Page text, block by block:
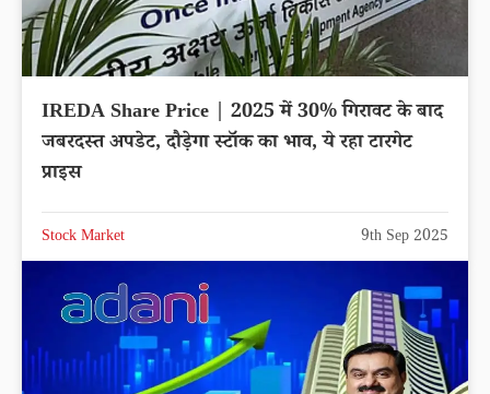
IREDA Share Price | 2025 में 30% गिरावट के बाद
जबरदस्त अपडेट, दौड़ेगा स्टॉक का भाव, ये रहा टारगेट
प्राइस
Stock Market 9th Sep 2025